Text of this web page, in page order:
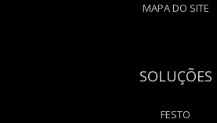
MAPA DO SITE
SOLUÇÕES
FESTO